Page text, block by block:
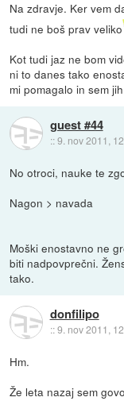
Na zdravje. Ker vem
tudi ne boš prav veliko
Kot tudi jaz ne bom
ni to danes tako
mi pomagalo in sem
guest #44
::9. nov 2011,
No otroci, nauke te
Nagon > navada
Moški enostavno ne
biti nadpovprečni.
tako.
donfilipo
::9. nov 2011,
Hm.
Že leta nazaj sem